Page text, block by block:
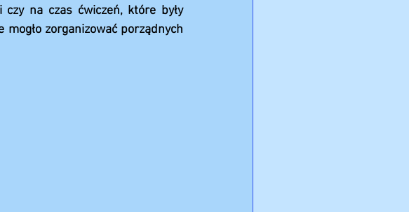
na czas ćwiczeń, które były
zorganizować porządnych